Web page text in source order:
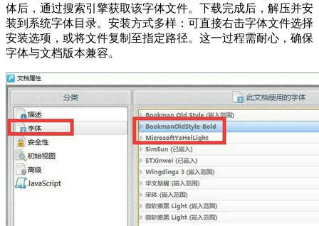
体后，通过搜索引擎获取该字体文件。下载完成后，解压并安
装到系统字体目录。安装方式多样：可直接右击字体文件选择
安装选项，或将文件复制至指定路径。这一过程需耐心，确保
字体与文档版本兼容。